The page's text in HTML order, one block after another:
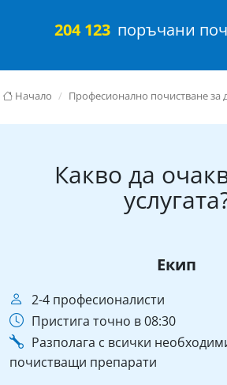
204 123 поръчани
Начало Професионално почистване за
Какво да
Екип
2-4 професионалисти
Пристига точно в 08:30
Разполага с всички
почистващи препарати